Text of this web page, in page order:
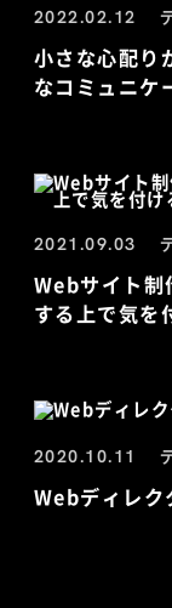
2022.02.12
小さな心配り
なコミュニケ
2021.09.03
Webサイト制
する上で気を
2020.10.11
Webディレク